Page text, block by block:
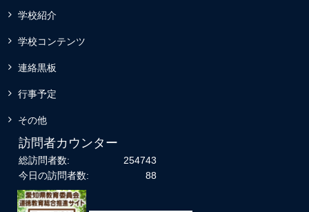
学校紹介
学校コンテンツ
連絡黒板
行事予定
その他
訪問者カウンター
254743
総訪問者数:
88
今日の訪問者数: